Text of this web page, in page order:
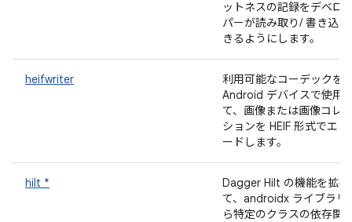
ットネスの記録をデベロ
パーが読み取り/ 書き込
きるようにします。
heifwriter
利用可能なコーデックを
Android デバイスで使用
て、画像または画像コレ
ションを HEIF 形式でエン
ードします。
hilt *
Dagger Hilt の機能を拡張
て、androidx ライブラリ
ら特定のクラスの依存関